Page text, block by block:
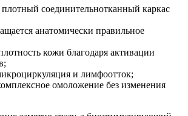
соединительнотканный каркас
анатомически правильное
кожи благодаря активации
и лимфоотток;
омоложение без изменения